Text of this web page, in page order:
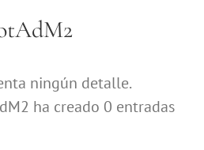
ningún detalle.
ha creado 0 entradas